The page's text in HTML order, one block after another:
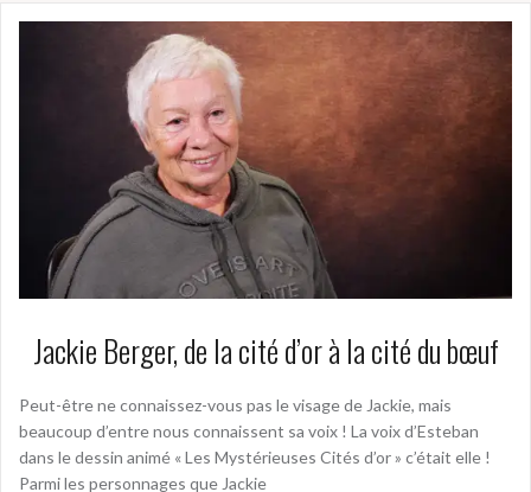
Jackie Berger, de la cité d’or à la cité du bœuf
Peut-être ne connaissez-vous pas le visage de Jackie, mais
beaucoup d’entre nous connaissent sa voix ! La voix d’Esteban
dans le dessin animé « Les Mystérieuses Cités d’or » c’était elle !
Parmi les personnages que Jackie